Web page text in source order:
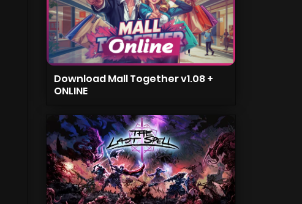
Download Mall Together v1.08 +
ONLINE